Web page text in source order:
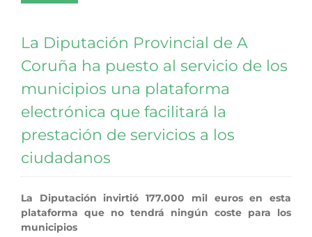
La Diputación Provincial de A
Coruña ha puesto al servicio de los
municipios una plataforma
electrónica que facilitará la
prestación de servicios a los
ciudadanos
La Diputación invirtió 177.000 mil euros en esta
plataforma que no tendrá ningún coste para los
municipios